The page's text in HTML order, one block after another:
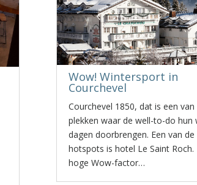
Wow! Wintersport in
Courchevel
Courchevel 1850, dat is een van
plekken waar de well-to-do hun
dagen doorbrengen. Een van de
hotspots is hotel Le Saint Roch.
hoge Wow-factor…